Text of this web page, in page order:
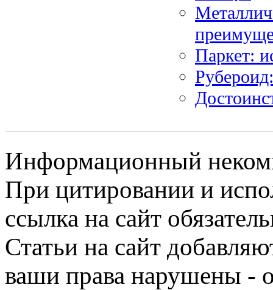
Паркет:
Информационный
При цитировании и
ссылка на сайт
Статьи на сайт
ваши права нарушены -